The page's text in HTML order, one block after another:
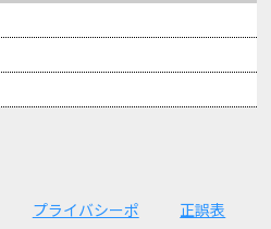
プライバシーポ 正誤表